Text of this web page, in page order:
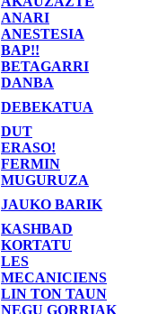
ANARI
ANESTESIA
BAP!!
BETAGARRI
DANBA
DEBEKATUA
DUT
ERASO!
FERMIN
MUGURUZA
JAUKO BARIK
KASHBAD
KORTATU
LES
MECANICIENS
LIN TON TAUN
NEGU GORRIAK